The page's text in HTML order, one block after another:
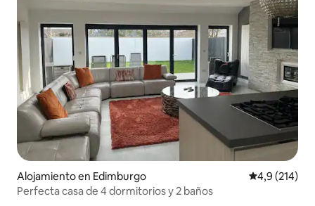
Alojamiento en Edimburgo Calificación
4,9 (214)
Perfecta casa de 4 dormitorios y 2 baños